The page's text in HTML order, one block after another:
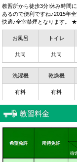
教習所から徒歩3分!休み時間
あるので便利ですね♪2015年
快適♪全室禁煙となります。
お風呂 トイレ
共同 共同
洗濯機 乾燥機
有料 有料
教習料金